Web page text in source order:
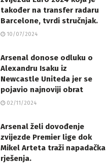
također na transfer radaru
Barcelone, tvrdi stručnjak.
10/07/2024
Arsenal donose odluku o
Alexandru Isaku iz
Newcastle Uniteda jer se
pojavio najnoviji obrat
02/11/2024
Arsenal želi dovođenje
zvijezde Premier lige dok
Mikel Arteta traži napadačka
rješenja.